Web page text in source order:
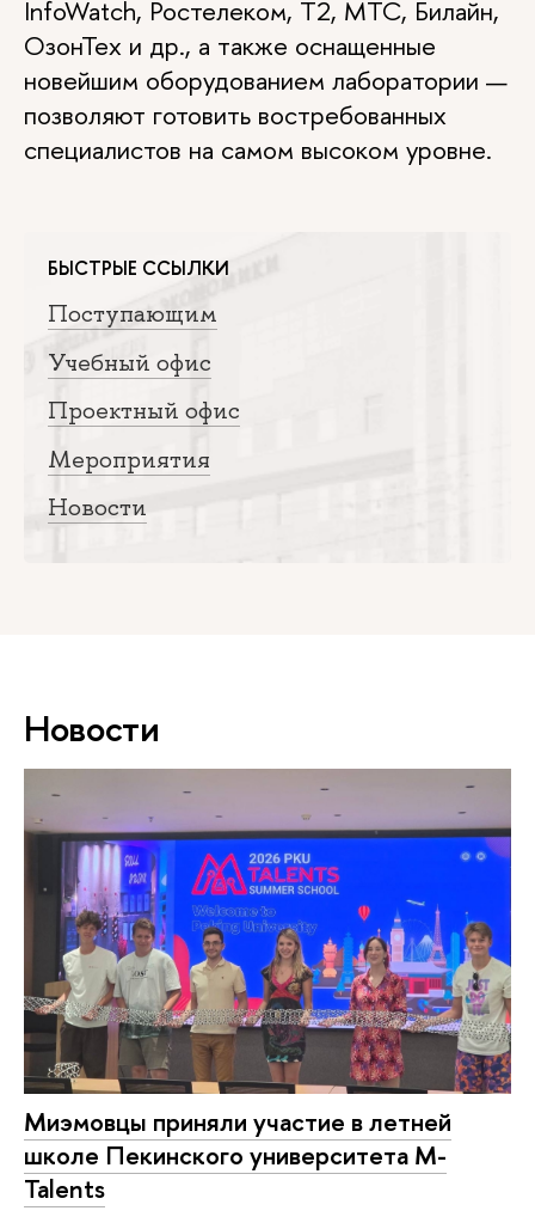
InfoWatch, Ростелеком, Т2, МТС, Билайн,
ОзонТех и др., а также оснащенные
новейшим оборудованием лаборатории —
позволяют готовить востребованных
специалистов на самом высоком уровне.
БЫСТРЫЕ ССЫЛКИ
Поступающим
Учебный офис
Проектный офис
Мероприятия
Новости
Новости
Миэмовцы приняли участие в летней
школе Пекинского университета M-
Talents